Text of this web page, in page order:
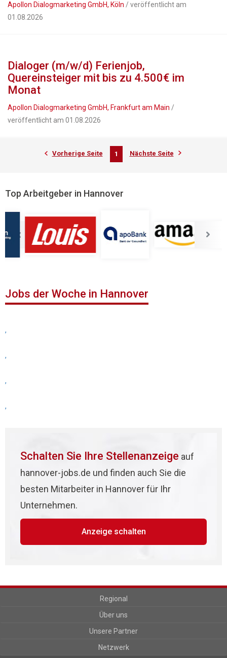
Apollon Dialogmarketing GmbH, Köln / veröffentlicht am
01.08.2026
Dialoger (m/w/d) Ferienjob,
Quereinsteiger mit bis zu 4.500€ im
Monat
Apollon Dialogmarketing GmbH, Frankfurt am Main /
veröffentlicht am 01.08.2026
Vorherige Seite 1 Nächste Seite
Top Arbeitgeber in Hannover
Jobs der Woche in Hannover
,
,
,
,
Schalten Sie Ihre Stellenanzeige auf
hannover-jobs.de und finden auch Sie die
besten Mitarbeiter in Hannover für Ihr
Unternehmen.
Anzeige schalten
Regional
Über uns
Unsere Partner
Netzwerk